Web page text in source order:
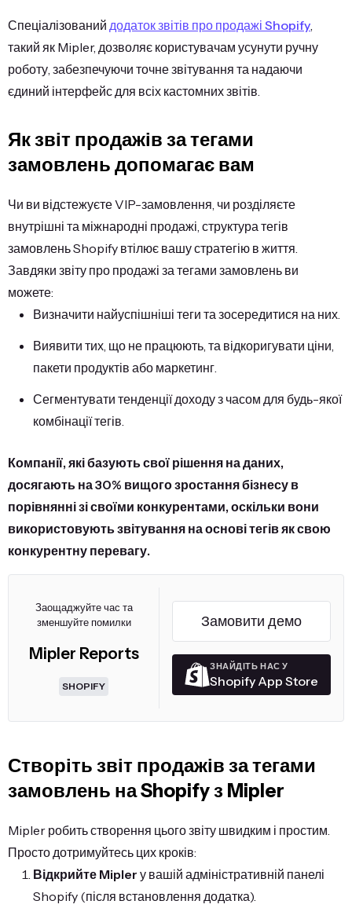
Спеціалізований додаток звітів про продажі Shopify,
такий як Mipler, дозволяє користувачам усунути ручну
роботу, забезпечуючи точне звітування та надаючи
єдиний інтерфейс для всіх кастомних звітів.
Як звіт продажів за тегами
замовлень допомагає вам
Чи ви відстежуєте VIP-замовлення, чи розділяєте
внутрішні та міжнародні продажі, структура тегів
замовлень Shopify втілює вашу стратегію в життя.
Завдяки звіту про продажі за тегами замовлень ви
можете:
Визначити найуспішніші теги та зосередитися на них.
Виявити тих, що не працюють, та відкоригувати ціни,
пакети продуктів або маркетинг.
Сегментувати тенденції доходу з часом для будь-якої
комбінації тегів.
Компанії, які базують свої рішення на даних,
досягають на 30% вищого зростання бізнесу в
порівнянні зі своїми конкурентами, оскільки вони
використовують звітування на основі тегів як свою
конкурентну перевагу.
Заощаджуйте час та
зменшуйте помилки
Mipler Reports
SHOPIFY
Замовити демо
ЗНАЙДІТЬ НАС У
Shopify App Store
Створіть звіт продажів за тегами
замовлень на Shopify з Mipler
Mipler робить створення цього звіту швидким і простим.
Просто дотримуйтесь цих кроків:
Відкрийте Mipler у вашій адміністративній панелі
Shopify (після встановлення додатка).